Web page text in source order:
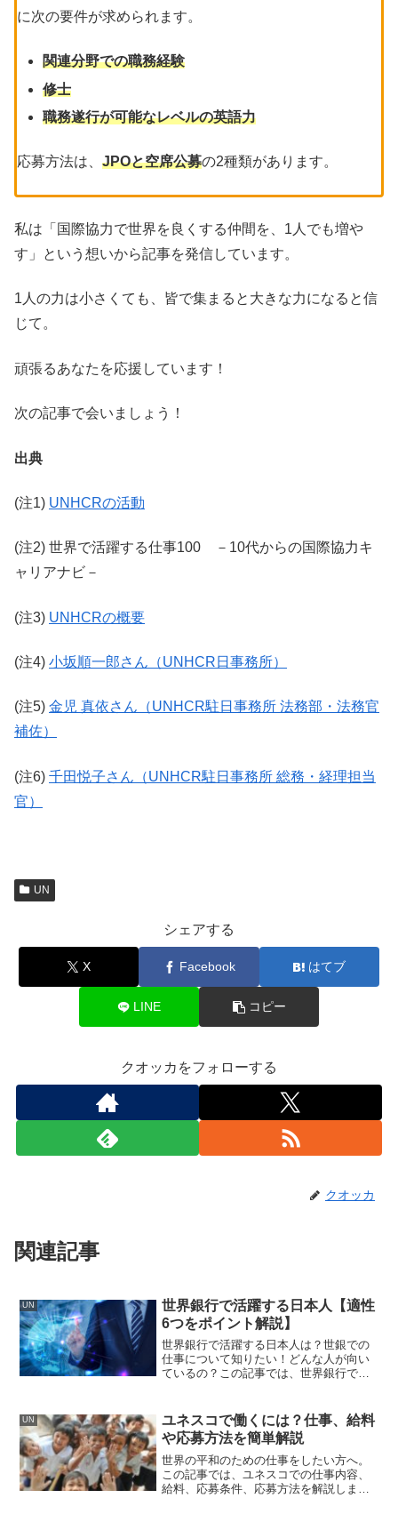
に次の要件が求められます。
関連分野での職務経験
修士
職務遂行が可能なレベルの英語力
応募方法は、 JPOと空席公募の2種類があります。
私は「国際協力で世界を良くする仲間を、1人でも増や
す」という想いから記事を発信しています。
1人の力は小さくても、皆で集まると大きな力になると信
じて。
頑張るあなたを応援しています！
次の記事で会いましょう！
出典
(注1) UNHCRの活動
(注2) 世界で活躍する仕事100 －10代からの国際協力キ
ャリアナビ－
(注3) UNHCRの概要
(注4) 小坂順一郎さん（UNHCR日事務所）
(注5) 金児 真依さん（UNHCR駐日事務所 法務部・法務官
補佐）
(注6) 千田悦子さん（UNHCR駐日事務所 総務・経理担当
官）
UN
シェアする
X Facebook はてブ
LINE コピー
クオッカをフォローする
クオッカ
関連記事
UN
世界銀行で活躍する日本人【適性
6つをポイント解説】
世界銀行で活躍する日本人は？世銀での
仕事について知りたい！どんな人が向い
ているの？この記事では、世界銀行で活
かた、必見です！
UN
ユネスコで働くには？仕事、給料
や応募方法を簡単解説
世界の平和のための仕事をしたい方へ。
この記事では、ユネスコでの仕事内容、
給料、応募条件、応募方法を解説しま